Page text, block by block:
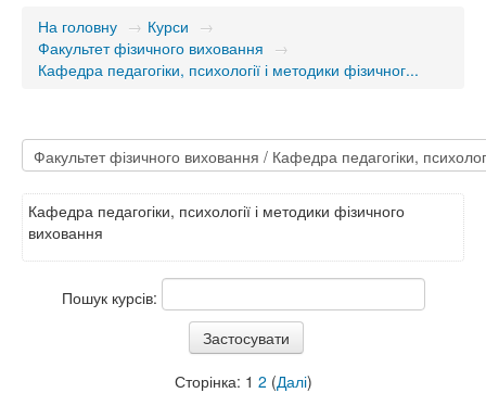
На головну → Курси →
Факультет фізичного виховання →
Кафедра педагогіки, психології і методики фізичног...
Кафедра педагогіки, психології і методики фізичного
виховання
Пошук курсів:
Сторінка: 1 2 (Далі)